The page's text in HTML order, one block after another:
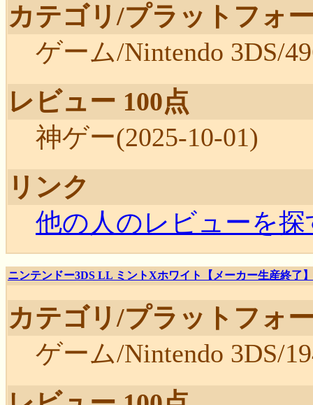
カテゴリ/プラットフォ
ゲーム/Nintendo 3DS/
レビュー 100点
神ゲー(2025-10-01)
リンク
他の人のレビューを探
ニンテンドー3DS LL ミントXホワイト【メーカー生産終了】
カテゴリ/プラットフォ
ゲーム/Nintendo 3DS/